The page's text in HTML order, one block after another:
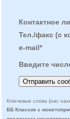
Контактное
Тел./факс (с
e-mail*
Введите
Ключевые слова (нас
ББ Классик с